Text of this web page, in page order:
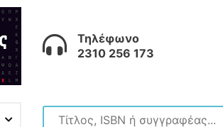
Τηλέφωνο
2310 256 173